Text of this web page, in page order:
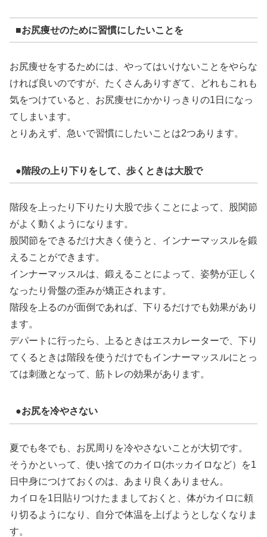
■お尻痩せのために習慣にしたいことを
お尻痩せをするためには、やってはいけないことをやらな
ければ良いのですが、たくさんありすぎて、どれもこれも
気をつけていると、お尻痩せにかかりっきりの1日になっ
てしまいます。
とりあえず、急いで習慣にしたいことは2つあります。
●階段の上り下りをして、歩くときは大股で
階段を上ったり下りたり大股で歩くことによって、股関節
がよく動くようになります。
股関節をできるだけ大きく使うと、インナーマッスルを鍛
えることができます。
インナーマッスルは、鍛えることによって、姿勢が正しく
なったり骨盤の歪みが矯正されます。
階段を上るのが面倒であれば、下りるだけでも効果があり
ます。
デパートに行ったら、上るときはエスカレーターで、下り
てくるときは階段を使うだけでもインナーマッスルにとっ
ては刺激となって、筋トレの効果があります。
●お尻を冷やさない
夏でも冬でも、お尻周りを冷やさないことが大切です。
そうかといって、使い捨てのカイロ(ホッカイロなど）を1
日中身につけておくのは、あまり良くありません。
カイロを1日貼りつけたまましておくと、体がカイロに頼
り切るようになり、自分で体温を上げようとしなくなりま
す。